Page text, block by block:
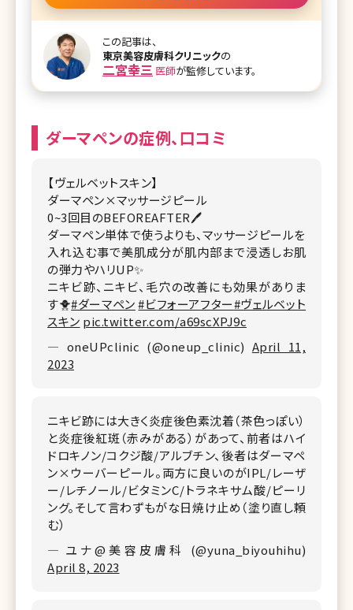
また、ボトックス注射は筋肉が肥大している場合はエラに注
入し、物を噛むときに使う咬筋をゆるめることで小顔効果が
期待できます。この記事は、
東京美容皮膚科クリニックの
二宮幸三 医師が監修しています。
ダーマペンの症例、口コミ
【ヴェルベットスキン】
ダーマペン×マッサージピール
0~3回目のBEFOREAFTER🖊️
ダーマペン単体で使うよりも、マッサージピールを
入れ込む事で美肌成分が肌内部まで浸透しお肌
の弾力やハリUP✨
ニキビ跡、ニキビ、毛穴の改善にも効果がありま
す🐥#ダーマペン #ビフォーアフター#ヴェルベット
スキン pic.twitter.com/a69scXPJ9c
— oneUPclinic (@oneup_clinic) April 11,
2023
ニキビ跡には大きく炎症後色素沈着（茶色っぽい）
と炎症後紅斑（赤みがある）があって、前者はハイ
ドロキノン/コクジ酸/アルブチン、後者はダーマペ
ン×ウーバーピール。両方に良いのがIPL/レーザ
ー/レチノール/ビタミンC/トラネキサム酸/ピーリ
ング。そして言わずもがな日焼け止め（塗り直し頼
む）
— ユナ@美容皮膚科 (@yuna_biyouhihu)
April 8, 2023